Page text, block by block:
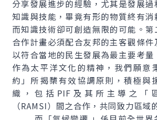
分享發展進步的經驗，尤其是發展
知識與技能，畢竟有形的物質終有消
而知識技術卻可創造無限的可能。第
合作計畫必須配合友邦的主客觀條件
以符合當地的民生發展為最主要考
作為太平洋文化的精神，我們願意
約」所揭櫫有效協調原則，積極與
織，包括PIF及其所主導之「
（RAMSI）間之合作，共同致力區域